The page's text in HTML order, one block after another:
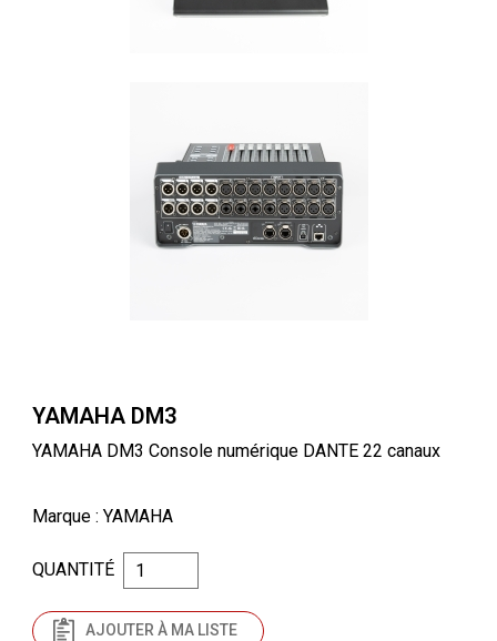
YAMAHA DM3
YAMAHA DM3 Console numérique DANTE 22 canaux
Marque : YAMAHA
QUANTITÉ
AJOUTER À MA LISTE